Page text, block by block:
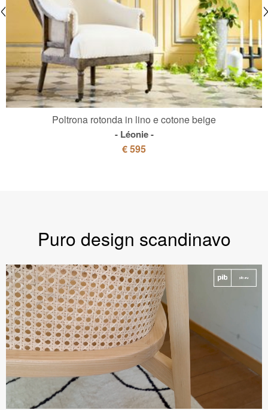
Poltrona rotonda in lino e cotone beige
Léonie
€ 595
Puro design scandinavo